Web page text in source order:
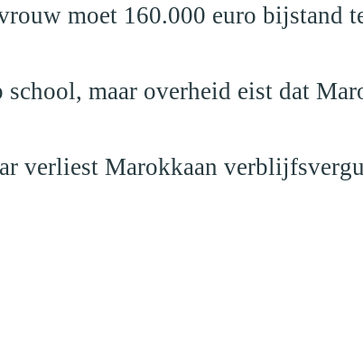
moet 160.000 euro bijstand
maar overheid eist dat
verliest Marokkaan